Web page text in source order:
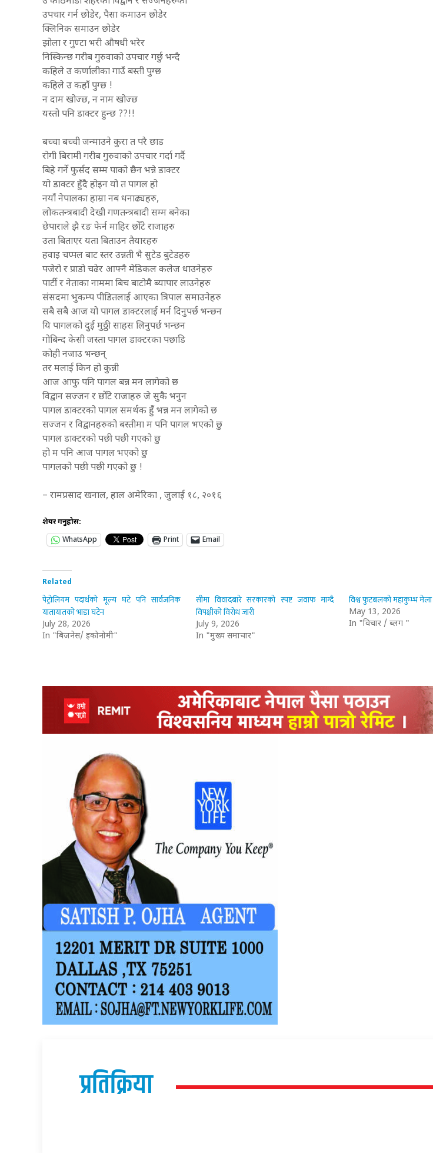
उपचार गर्न छोडेर, पैसा कमाउन छोडेर
क्लिनिक समाउन छोडेर
झोला र गुण्टा भरी औषधी भरेर
निस्किन्छ गरीब गुरुवाको उपचार गर्छु भन्दै
कहिले उ कर्णालीका गाउँ बस्ती पुग्छ
कहिले उ कहाँ पुग्छ !
न दाम खोज्छ, न नाम खोज्छ
यस्तो पनि डाक्टर हुन्छ ??!!
बच्चा बच्ची जन्माउने कुरा त परै छाड
रोगी बिरामी गरीब गुरुवाको उपचार गर्दा गर्दै
बिहे गर्ने फुर्सद सम्म पाको छैन भन्ने डाक्टर
यो डाक्टर हुँदै होइन यो त पागल हो
नयाँ नेपालका हाम्रा नब धनाढ्यहरु,
लोकतन्त्रबादी देखी गणतन्त्रबादी सम्म बनेका
छेपाराले झै रङ फेर्न माहिर छोँटे राजाहरु
उता बिताएर यता बिताउन तैयारहरु
हवाइ चप्पल बाट स्तर उन्नती भै सुटेड बुटेडहरु
पजेरो र प्राडो चढेर आफ्नै मेडिकल कलेज धाउनेहरु
पार्टी र नेताका नाममा बिच बाटोमै ब्यापार लाउनेहरु
संसदमा भुकम्प पीडितलाई आएका त्रिपाल समाउनेहरु
सबै सबै आज यो पागल डाक्टरलाई मर्न दिनुपर्छ भन्छन
यि पागलको दुई मुठ्ठी साहस लिनुपर्छ भन्छन
गोबिन्द केसी जस्ता पागल डाक्टरका पछाडि
कोही नजाउ भन्छन्
तर मलाई किन हो कुन्नी
आज आफु पनि पागल बन्न मन लागेको छ
विद्वान सज्जन र छोँटे राजाहरु जे सुकै भनुन
पागल डाक्टरको पागल समर्थक हुँँ भन्न मन लागेको छ
सज्जन र विद्वानहरुको बस्तीमा म पनि पागल भएको छु
पागल डाक्टरको पछी पछी गएको छु
हो म पनि आज पागल भएको छु
पागलको पछी पछी गएको छु !
– रामप्रसाद खनाल, हाल अमेरिका , जुलाई १८, २०१६
शेयर गर्नुहोस:
WhatsApp
Print Email
Related
पेट्रोलियम पदार्थको मूल्य घटे पनि सार्वजनिक
यातायातको भाडा घटेन
July 28, 2026
In "बिजनेस/ इकोनोमी"
सीमा विवादबारे सरकारको स्पष्ट जवाफ माग्दै
विपक्षीको विरोध जारी
July 9, 2026
In "मुख्य समाचार"
विश्व फुटबलको महाकुम्भ मेला
May 13, 2026
In "विचार / ब्लग "
प्रतिक्रिया